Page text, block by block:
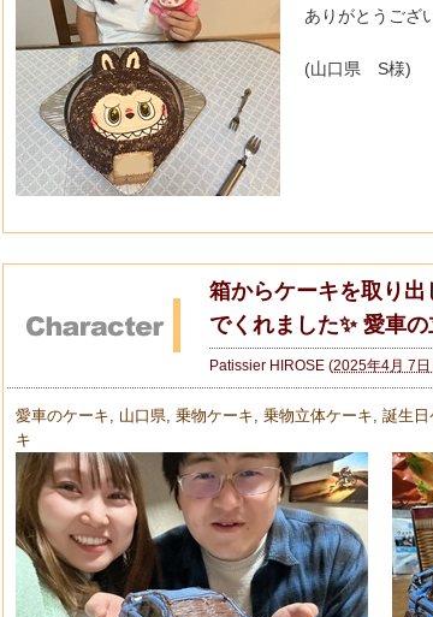
ありがとうござ
(山口県 S様)
箱からケーキを取り
でくれました✨ 愛車
Patissier HIROSE(2025年4月 7
愛車のケーキ 山口県, 乗物ケーキ 乗物立体ケーキ 誕生日
キ